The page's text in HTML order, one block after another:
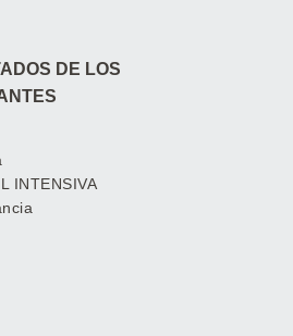
DE LOS
INTENSIVA